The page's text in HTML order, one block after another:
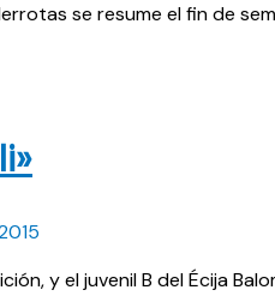
se resume el fin de
y el juvenil B del Écija